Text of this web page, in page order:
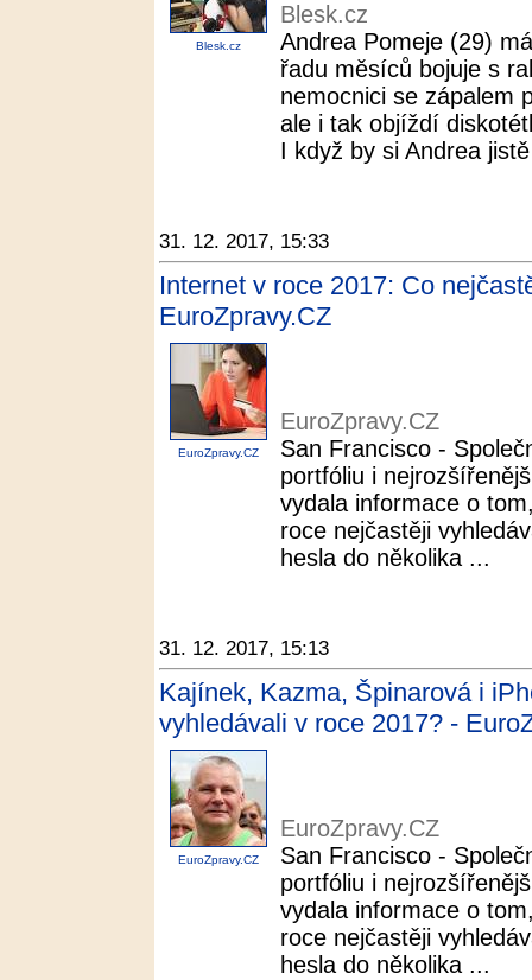
Blesk.cz
Blesk.cz
Andrea Pomeje (29)
řadu měsíců bojuje s
nemocnici se zápalem
ale i tak objíždí
I když by si Andrea
31. 12. 2017, 15:33
Internet v roce 2017: Co
EuroZpravy.CZ
EuroZpravy.CZ
EuroZpravy.CZ
San Francisco -
portfóliu i
vydala informace o
roce nejčastěji
hesla do několika ...
31. 12. 2017, 15:13
Kajínek, Kazma, Špinarová i
vyhledávali v roce 2017? -
EuroZpravy.CZ
EuroZpravy.CZ
San Francisco -
portfóliu i
vydala informace o
roce nejčastěji
hesla do několika ...